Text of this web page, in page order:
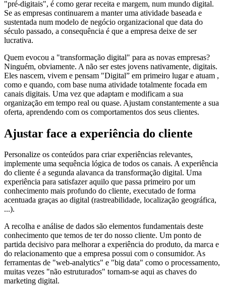
"pré-digitais", é como gerar receita e margem, num mundo digital.
Se as empresas continuarem a manter uma atividade baseada e
sustentada num modelo de negócio organizacional que data do
século passado, a consequência é que a empresa deixe de ser
lucrativa.
Quem evocou a "transformação digital" para as novas empresas?
Ninguém, obviamente. A não ser estes jovens nativamente, digitais.
Eles nascem, vivem e pensam "Digital” em primeiro lugar e atuam ,
como e quando, com base numa atividade totalmente focada em
canais digitais. Uma vez que adaptam e modificam a sua
organização em tempo real ou quase. Ajustam constantemente a sua
oferta, aprendendo com os comportamentos dos seus clientes.
Ajustar face a experiência do cliente
Personalize os conteúdos para criar experiências relevantes,
implemente uma sequência lógica de todos os canais. A experiência
do cliente é a segunda alavanca da transformação digital. Uma
experiência para satisfazer aquilo que passa primeiro por um
conhecimento mais profundo do cliente, executado de forma
acentuada graças ao digital (rastreabilidade, localização geográfica,
...).
A recolha e análise de dados são elementos fundamentais deste
conhecimento que temos de ter do nosso cliente. Um ponto de
partida decisivo para melhorar a experiência do produto, da marca e
do relacionamento que a empresa possui com o consumidor. As
ferramentas de "web-analytics" e "big data" como o processamento,
muitas vezes "não estruturados" tornam-se aqui as chaves do
marketing digital.